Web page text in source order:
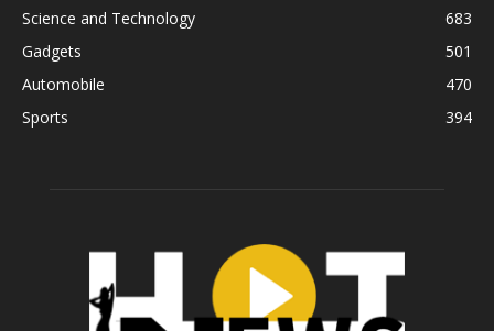
Science and Technology
683
Gadgets
501
Automobile
470
Sports
394